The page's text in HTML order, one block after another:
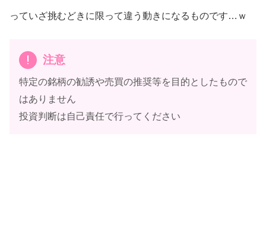
っていざ挑むどきに限って違う動きになるものです…ｗ
注意
特定の銘柄の勧誘や売買の推奨等を目的としたもので
はありません
投資判断は自己責任で行ってください